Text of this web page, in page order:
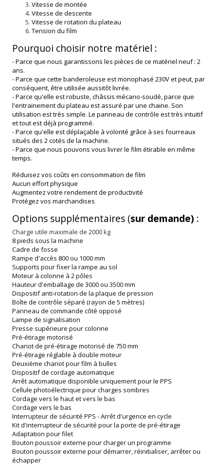
Vitesse de montée
Vitesse de descente
Vitesse de rotation du plateau
Tension du film
Pourquoi choisir notre matériel :
- Parce que nous garantissons les pièces de ce matériel neuf : 2
ans.
- Parce que cette banderoleuse est monophasé 230V et peut, par
conséquent, être utilisée aussitôt livrée.
- Parce qu'elle est robuste, châssis mécano-soudé, parce que
l'entrainement du plateau est assuré par une chaine. Son
utilisation est très simple. Le panneau de contrôle est très intuitif
et tout est déjà programmé.
- Parce qu'elle est déplaçable à volonté grâce à ses fourreaux
situés des 2 cotés de la machine.
- Parce que nous pouvons vous livrer le film étirable en même
temps.
Réduisez vos coûts en consommation de film
Aucun effort physique
Augmentez votre rendement de productivité
Protégez vos marchandises
Options supplémentaires (sur demande) :
Charge utile maximale de 2000 kg
8 pieds sous la machine
Cadre de fosse
Rampe d'accès 800 ou 1000 mm
Supports pour fixer la rampe au sol
Moteur à colonne à 2 pôles
Hauteur d'emballage de 3000 ou 3500 mm
Dispositif anti-rotation de la plaque de pression
Boîte de contrôle séparé (rayon de 5 mètres)
Panneau de commande côté opposé
Lampe de signalisation
Presse supérieure pour colonne
Pré-étirage motorisé
Chariot de pré-étirage motorisé de 750 mm
Pré-étirage réglable à double moteur
Deuxième chariot pour film à bulles
Dispositif de cordage automatique
Arrêt automatique disponible uniquement pour le PPS
Cellule photoélectrique pour charges sombres
Cordage vers le haut et vers le bas
Cordage vers le bas
Interrupteur de sécurité PPS - Arrêt d'urgence en cycle
Kit d'interrupteur de sécurité pour la porte de pré-étirage
Adaptation pour filet
Bouton poussoir externe pour charger un programme
Bouton poussoir externe pour démarrer, réinitialiser, arrêter ou
échapper